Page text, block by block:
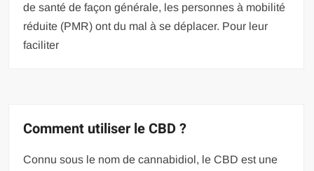
de santé de façon générale, les personnes à mobilité
réduite (PMR) ont du mal à se déplacer. Pour leur
faciliter
Comment utiliser le CBD ?
Connu sous le nom de cannabidiol, le CBD est une